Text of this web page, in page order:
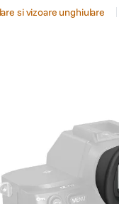
2. trepied
canon sx740 hs
lavaliera
7. sony fx
si vizoare unghiulare